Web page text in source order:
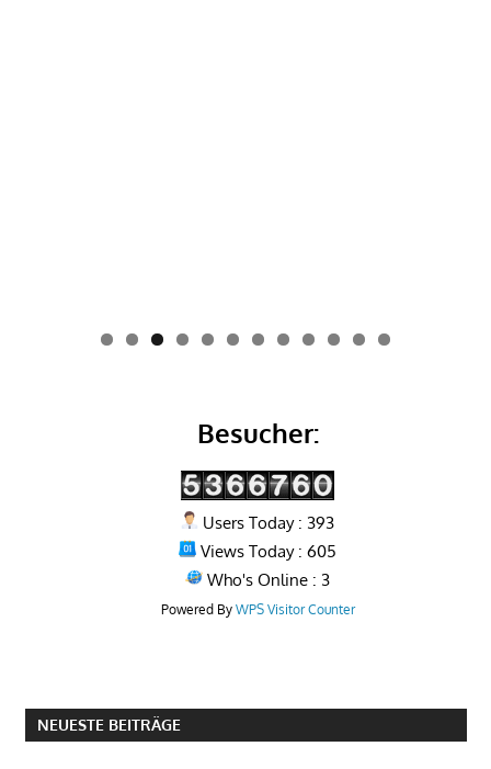
0 1 2
Besucher:
Users Today : 393
Views Today : 605
Who's Online : 3
Powered By WPS Visitor Counter
NEUESTE BEITRÄGE